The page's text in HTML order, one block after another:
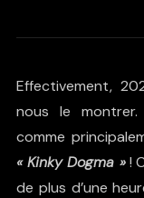
Effectivement,
nous le montrer.
comme
« Kinky Dogma »!
de plus d’une